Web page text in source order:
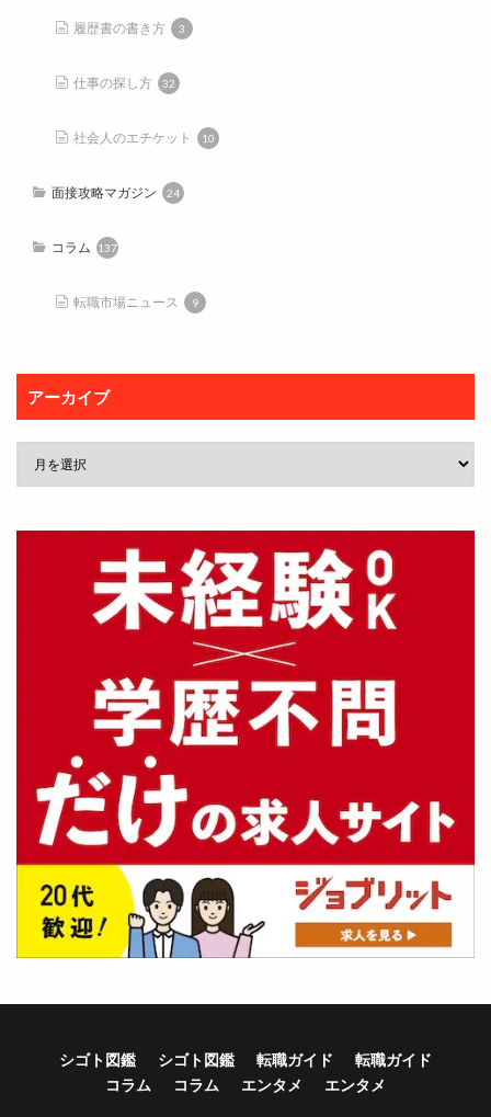
履歴書の書き方 3
仕事の探し方 32
社会人のエチケット 10
面接攻略マガジン 24
コラム 137
転職市場ニュース 9
アーカイブ
シゴト図鑑 シゴト図鑑 転職ガイド
転職ガイド
コラム
コラム エンタメ エンタメ